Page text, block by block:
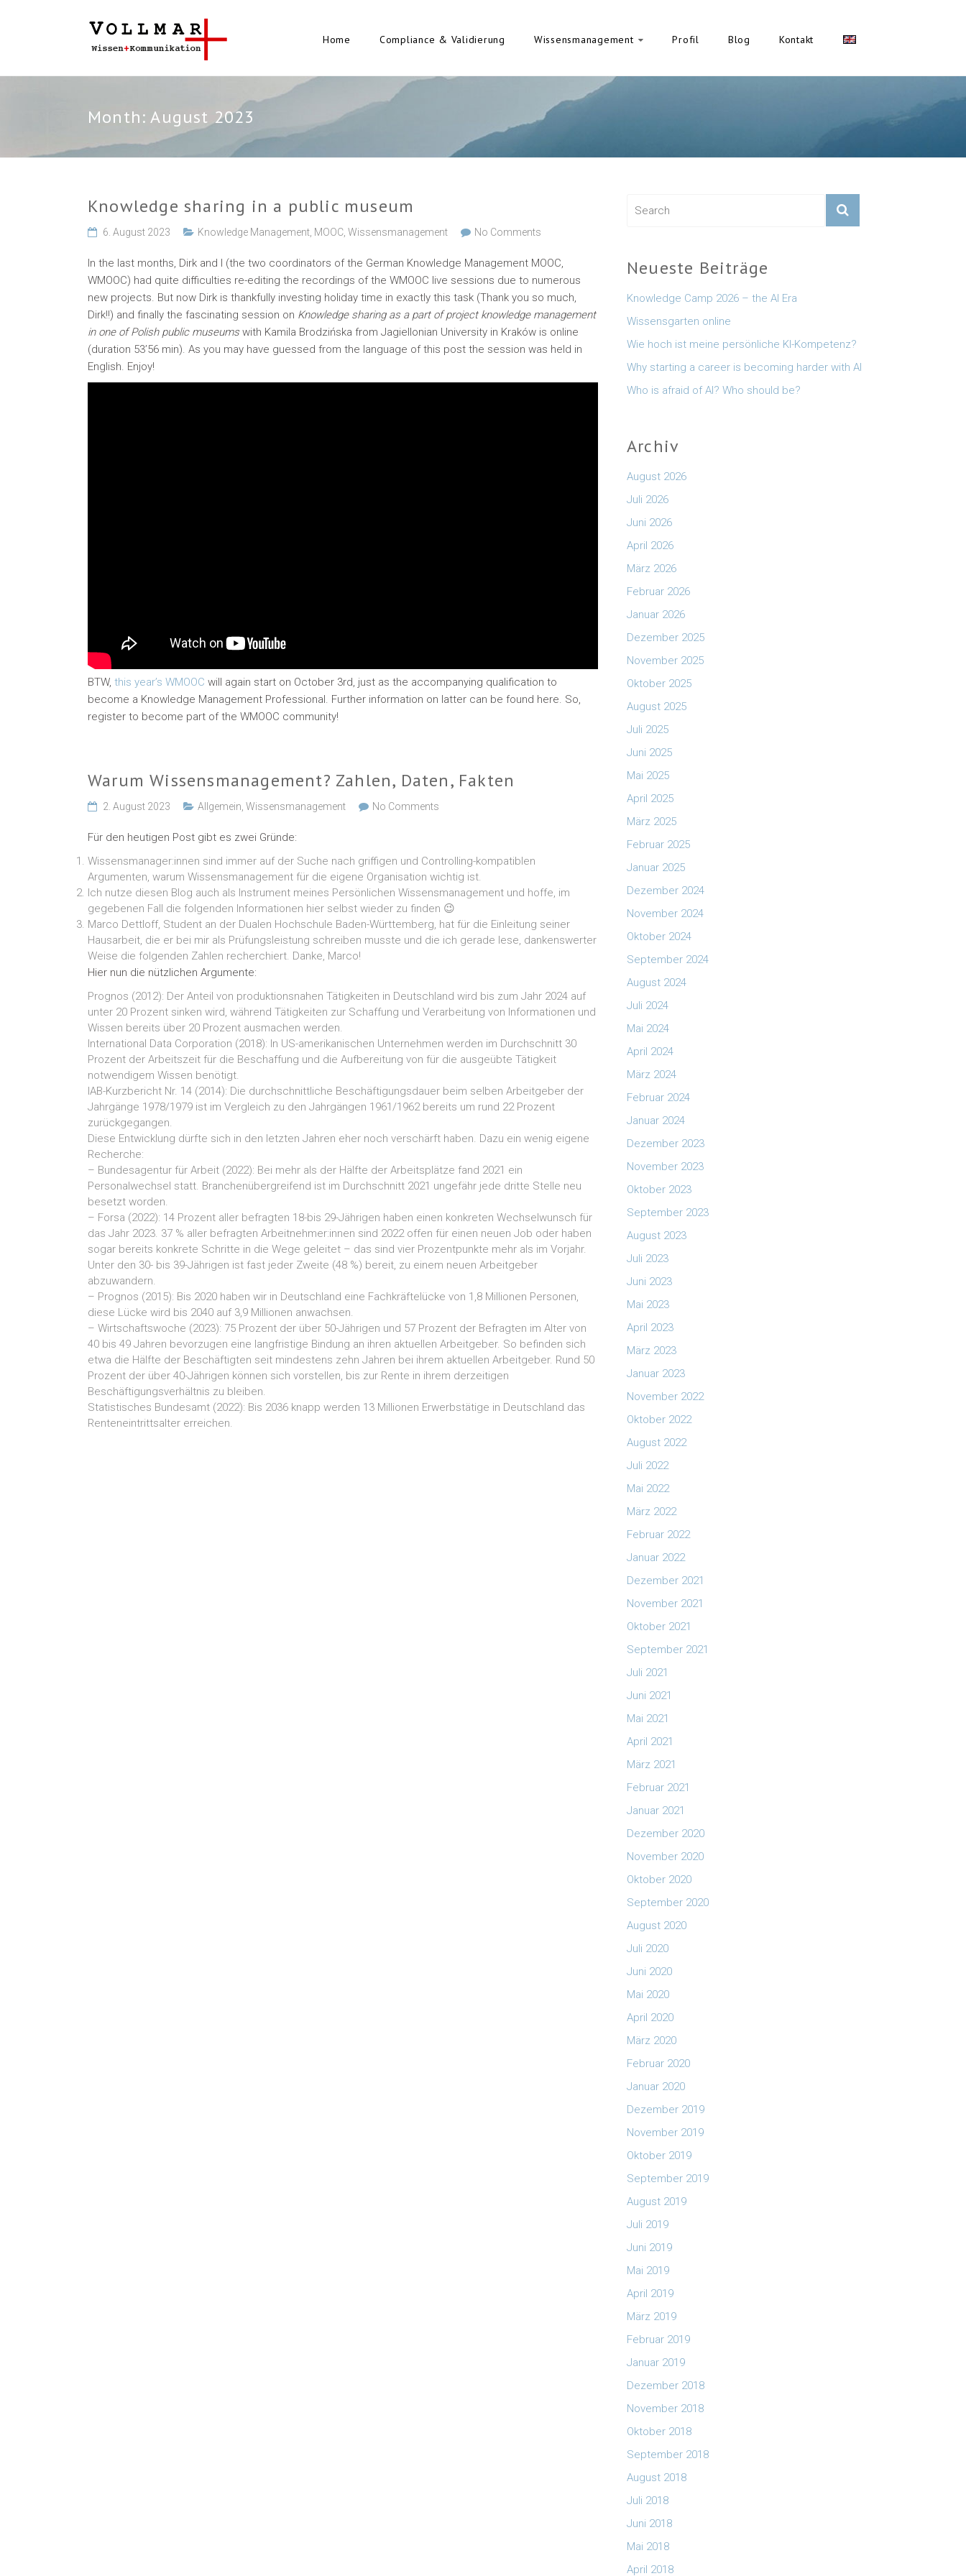
Home Compliance & Validierung Wissensmanagement Profil Blog Kontakt
Month:August 2023
Knowledge sharing in a public museum
6. August 2023 Knowledge Management MOOC Wissensmanagement No Comments
In the last months, Dirk and I (the two coordinators of the German Knowledge Management MOOC,
WMOOC) had quite difficulties re-editing the recordings of the WMOOC live sessions due to numerous
new projects. But now Dirk is thankfully investing holiday time in exactly this task (Thank you so much,
Dirk!!) and finally the fascinating session on Knowledge sharing as a part of project knowledge management
in one of Polish public museumswith Kamila Brodzińska from Jagiellonian University in Kraków is online
(duration 53’56 min). As you may have guessed from the language of this post the session was held in
English. Enjoy!
BTW, this year’s WMOOC will again start on October 3rd, just as the accompanying qualification to
become a Knowledge Management Professional. Further information on latter can be found here. So,
register to become part of the WMOOC community!
Warum Wissensmanagement? Zahlen, Daten, Fakten
2. August 2023 Allgemein Wissensmanagement No Comments
Für den heutigen Post gibt es zwei Gründe:
Wissensmanager:innen sind immer auf der Suche nach griffigen und Controlling-kompatiblen
Argumenten, warum Wissensmanagement für die eigene Organisation wichtig ist.
Ich nutze diesen Blog auch als Instrument meines Persönlichen Wissensmanagement und hoffe, im
gegebenen Fall die folgenden Informationen hier selbst wieder zu finden 😉
Marco Dettloff, Student an der Dualen Hochschule Baden-Württemberg, hat für die Einleitung seiner
Hausarbeit, die er bei mir als Prüfungsleistung schreiben musste und die ich gerade lese, dankenswerter
Weise die folgenden Zahlen recherchiert. Danke, Marco!
Hier nun die nützlichen Argumente:
Prognos (2012): Der Anteil von produktionsnahen Tätigkeiten in Deutschland wird bis zum Jahr 2024 auf
unter 20 Prozent sinken wird, während Tätigkeiten zur Schaffung und Verarbeitung von Informationen und
Wissen bereits über 20 Prozent ausmachen werden.
International Data Corporation (2018): In US-amerikanischen Unternehmen werden im Durchschnitt 30
Prozent der Arbeitszeit für die Beschaffung und die Aufbereitung von für die ausgeübte Tätigkeit
notwendigem Wissen benötigt.
IAB-Kurzbericht Nr. 14 (2014): Die durchschnittliche Beschäftigungsdauer beim selben Arbeitgeber der
Jahrgänge 1978/1979 ist im Vergleich zu den Jahrgängen 1961/1962 bereits um rund 22 Prozent
zurückgegangen.
Diese Entwicklung dürfte sich in den letzten Jahren eher noch verschärft haben. Dazu ein wenig eigene
Recherche:
– Bundesagentur für Arbeit (2022): Bei mehr als der Hälfte der Arbeitsplätze fand 2021 ein
Personalwechsel statt. Branchenübergreifend ist im Durchschnitt 2021 ungefähr jede dritte Stelle neu
besetzt worden.
– Forsa (2022): 14 Prozent aller befragten 18-bis 29-Jährigen haben einen konkreten Wechselwunsch für
das Jahr 2023. 37 % aller befragten Arbeitnehmer:innen sind 2022 offen für einen neuen Job oder haben
sogar bereits konkrete Schritte in die Wege geleitet – das sind vier Prozentpunkte mehr als im Vorjahr.
Unter den 30- bis 39-Jährigen ist fast jeder Zweite (48 %) bereit, zu einem neuen Arbeitgeber
abzuwandern.
– Prognos (2015): Bis 2020 haben wir in Deutschland eine Fachkräftelücke von 1,8 Millionen Personen,
diese Lücke wird bis 2040 auf 3,9 Millionen anwachsen.
– Wirtschaftswoche (2023): 75 Prozent der über 50-Jährigen und 57 Prozent der Befragten im Alter von
40 bis 49 Jahren bevorzugen eine langfristige Bindung an ihren aktuellen Arbeitgeber. So befinden sich
etwa die Hälfte der Beschäftigten seit mindestens zehn Jahren bei ihrem aktuellen Arbeitgeber. Rund 50
Prozent der über 40-Jährigen können sich vorstellen, bis zur Rente in ihrem derzeitigen
Beschäftigungsverhältnis zu bleiben.
Statistisches Bundesamt (2022): Bis 2036 knapp werden 13 Millionen Erwerbstätige in Deutschland das
Renteneintrittsalter erreichen.
Neueste Beiträge
Knowledge Camp 2026 – the AI Era
Wissensgarten online
Wie hoch ist meine persönliche KI-Kompetenz?
Why starting a career is becoming harder with AI
Who is afraid of AI? Who should be?
Archiv
August 2026
Juli 2026
Juni 2026
April 2026
März 2026
Februar 2026
Januar 2026
Dezember 2025
November 2025
Oktober 2025
August 2025
Juli 2025
Juni 2025
Mai 2025
April 2025
März 2025
Februar 2025
Januar 2025
Dezember 2024
November 2024
Oktober 2024
September 2024
August 2024
Juli 2024
Mai 2024
April 2024
März 2024
Februar 2024
Januar 2024
Dezember 2023
November 2023
Oktober 2023
September 2023
August 2023
Juli 2023
Juni 2023
Mai 2023
April 2023
März 2023
Januar 2023
November 2022
Oktober 2022
August 2022
Juli 2022
Mai 2022
März 2022
Februar 2022
Januar 2022
Dezember 2021
November 2021
Oktober 2021
September 2021
Juli 2021
Juni 2021
Mai 2021
April 2021
März 2021
Februar 2021
Januar 2021
Dezember 2020
November 2020
Oktober 2020
September 2020
August 2020
Juli 2020
Juni 2020
Mai 2020
April 2020
März 2020
Februar 2020
Januar 2020
Dezember 2019
November 2019
Oktober 2019
September 2019
August 2019
Juli 2019
Juni 2019
Mai 2019
April 2019
März 2019
Februar 2019
Januar 2019
Dezember 2018
November 2018
Oktober 2018
September 2018
August 2018
Juli 2018
Juni 2018
Mai 2018
April 2018